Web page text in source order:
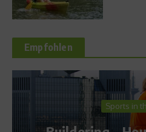
Empfohlen
Sports in